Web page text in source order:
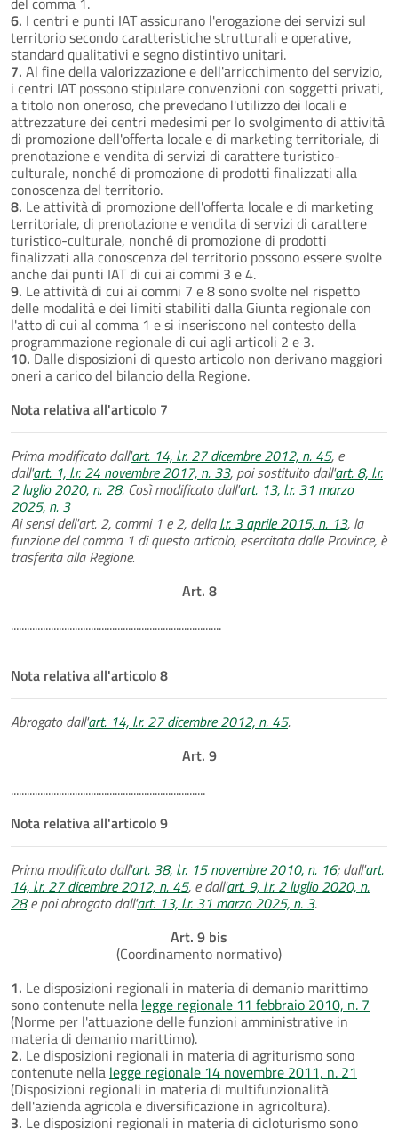
6. I centri e punti IAT assicurano l'erogazione dei servizi sul
territorio secondo caratteristiche strutturali e operative,
standard qualitativi e segno distintivo unitari.
7. Al fine della valorizzazione e dell'arricchimento del servizio,
i centri IAT possono stipulare convenzioni con soggetti privati,
a titolo non oneroso, che prevedano l'utilizzo dei locali e
attrezzature dei centri medesimi per lo svolgimento di attività
di promozione dell'offerta locale e di marketing territoriale, di
prenotazione e vendita di servizi di carattere turistico-
culturale, nonché di promozione di prodotti finalizzati alla
conoscenza del territorio.
8. Le attività di promozione dell'offerta locale e di marketing
territoriale, di prenotazione e vendita di servizi di carattere
turistico-culturale, nonché di promozione di prodotti
finalizzati alla conoscenza del territorio possono essere svolte
anche dai punti IAT di cui ai commi 3 e 4.
9. Le attività di cui ai commi 7 e 8 sono svolte nel rispetto
delle modalità e dei limiti stabiliti dalla Giunta regionale con
l'atto di cui al comma 1 e si inseriscono nel contesto della
programmazione regionale di cui agli articoli 2 e 3.
10. Dalle disposizioni di questo articolo non derivano maggiori
oneri a carico del bilancio della Regione.
Nota relativa all'articolo 7
Prima modificato dall'art. 14, l.r. 27 dicembre 2012, n. 45, e
dall'art. 1, l.r. 24 novembre 2017, n. 33, poi sostituito dall'art. 8, l.r.
2 luglio 2020, n. 28. Così modificato dall'art. 13, l.r. 31 marzo
2025, n. 3
Ai sensi dell'art. 2, commi 1 e 2, dellal.r. 3 aprile 2015, n. 13, la
funzione del comma 1 di questo articolo, esercitata dalle Province, è
trasferita alla Regione.
Art. 8
...............................................................................
Nota relativa all'articolo 8
Abrogato dall'art. 14, l.r. 27 dicembre 2012, n. 45.
Art. 9
.........................................................................
Nota relativa all'articolo 9
Prima modificato dall'art. 38, l.r. 15 novembre 2010, n. 16; dall'art.
14, l.r. 27 dicembre 2012, n. 45, e dall'art. 9, l.r. 2 luglio 2020, n.
28e poi abrogato dall'art. 13, l.r. 31 marzo 2025, n. 3.
Art. 9 bis
(Coordinamento normativo)
1. Le disposizioni regionali in materia di demanio marittimo
sono contenute nella legge regionale 11 febbraio 2010, n. 7
(Norme per l'attuazione delle funzioni amministrative in
materia di demanio marittimo).
2. Le disposizioni regionali in materia di agriturismo sono
contenute nella legge regionale 14 novembre 2011, n. 21
(Disposizioni regionali in materia di multifunzionalità
dell'azienda agricola e diversificazione in agricoltura).
3. Le disposizioni regionali in materia di cicloturismo sono